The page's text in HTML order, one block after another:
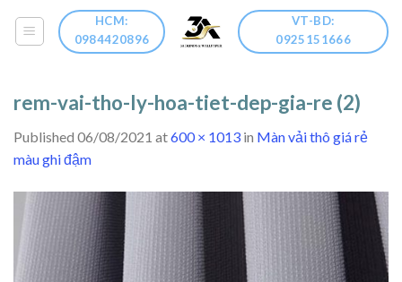
HCM:
0984420896
VT-BD:
0925151666
rem-vai-tho-ly-hoa-tiet-dep-gia-re (2)
Published 06/08/2021 at600 × 1013 in Màn vải thô giá rẻ
màu ghi đậm